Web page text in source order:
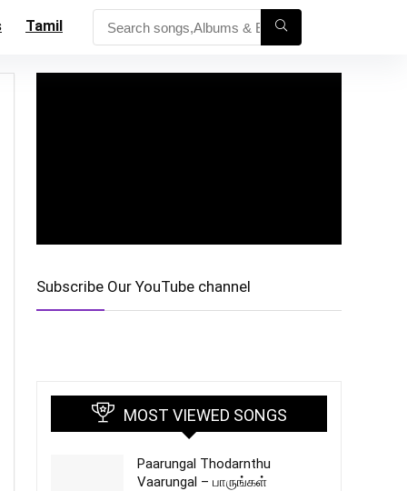
Tamil
Subscribe Our YouTube channel
MOST VIEWED SONGS
Paarungal Thodarnthu
Vaarungal – பாருங்கள்